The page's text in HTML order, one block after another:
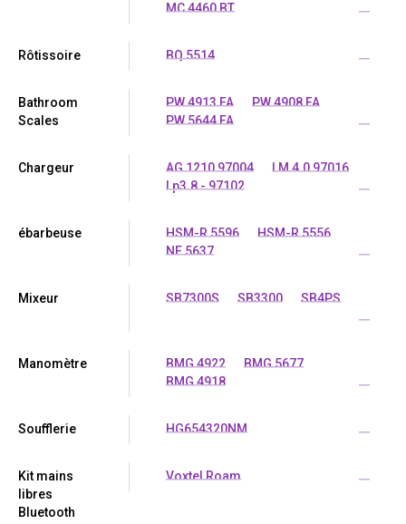
MC 4460 BT
...
Rôtissoire BQ 5514 ...
Bathroom
Scales
PW 4913 FA
PW 4908 FA
PW 5644 FA
...
Chargeur AG 1210 97004
LM 4.0 97016
Lp3.8 - 97102
...
ébarbeuse HSM-R 5596
HSM-R 5556
NE 5637
...
Mixeur SB7300S SB3300
SB4PS
...
Manomètre BMG 4922
BMG 5677
BMG 4918
...
Soufflerie HG654320NM ...
Kit mains
libres
Bluetooth
Voxtel Roam ...